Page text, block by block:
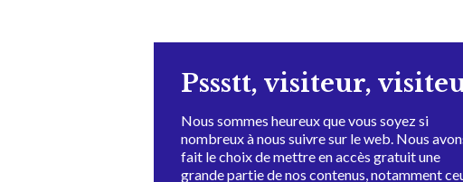
Pssstt, visiteur,
Nous sommes heureux que vous soyez si
nombreux à nous suivre sur le web. Nous
fait le choix de mettre en accès gratuit une
grande partie de nos contenus, notamment